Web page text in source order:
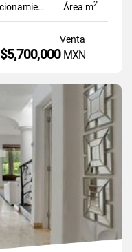
Estacionamiento Área m2
Venta
$5,700,000 MXN